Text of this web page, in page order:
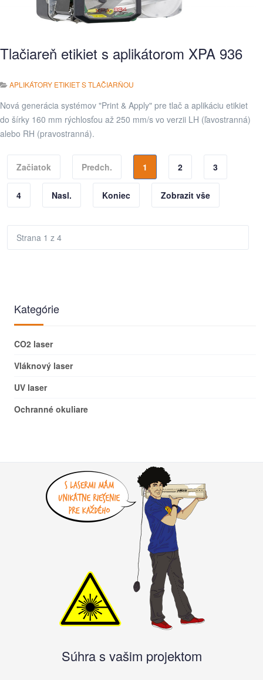
Tlačiareň etikiet s aplikátorom XPA 936
APLIKÁTORY ETIKIET S TLAČIARŇOU
Nová generácia systémov "Print & Apply" pre tlač a aplikáciu etikiet
do šírky 160 mm rýchlosťou až 250 mm/s vo verzii LH (ľavostranná)
alebo RH (pravostranná).
Začiatok Predch. 1 2 3
4 Nasl. Koniec Zobrazit vše
Strana 1 z 4
Kategórie
CO2 laser
Vláknový laser
UV laser
Ochranné okuliare
Súhra s vašim projektom